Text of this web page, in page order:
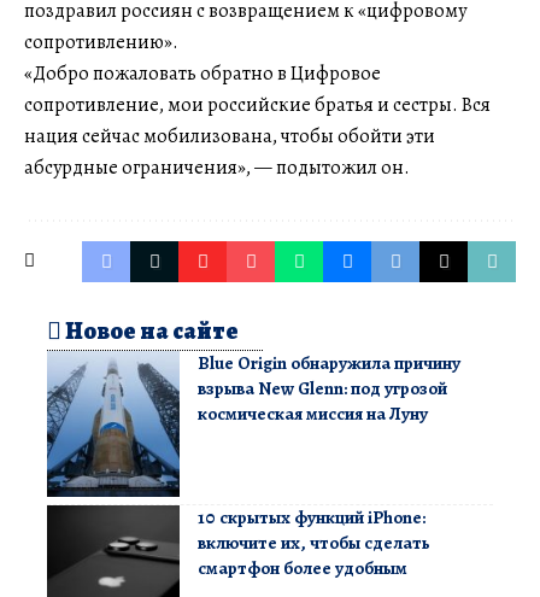
поздравил россиян с возвращением к «цифровому
сопротивлению».
«Добро пожаловать обратно в Цифровое
сопротивление, мои российские братья и сестры. Вся
нация сейчас мобилизована, чтобы обойти эти
абсурдные ограничения», — подытожил он.
Новое на сайте
Blue Origin обнаружила причину
взрыва New Glenn: под угрозой
космическая миссия на Луну
10 скрытых функций iPhone:
включите их, чтобы сделать
смартфон более удобным